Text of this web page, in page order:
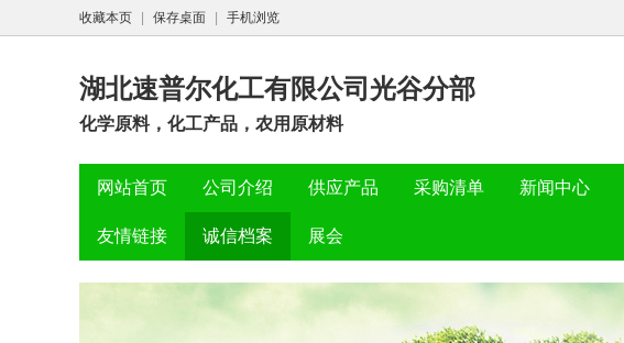
收藏本页 保存桌面 手机浏览
湖北速普尔化工有限公司光谷分部
化学原料，化工产品，农用原材料
网站首页 公司介绍 供应产品 采购清单 新闻中心
友情链接 诚信档案 展会